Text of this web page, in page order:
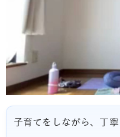
子育てをしながら、丁